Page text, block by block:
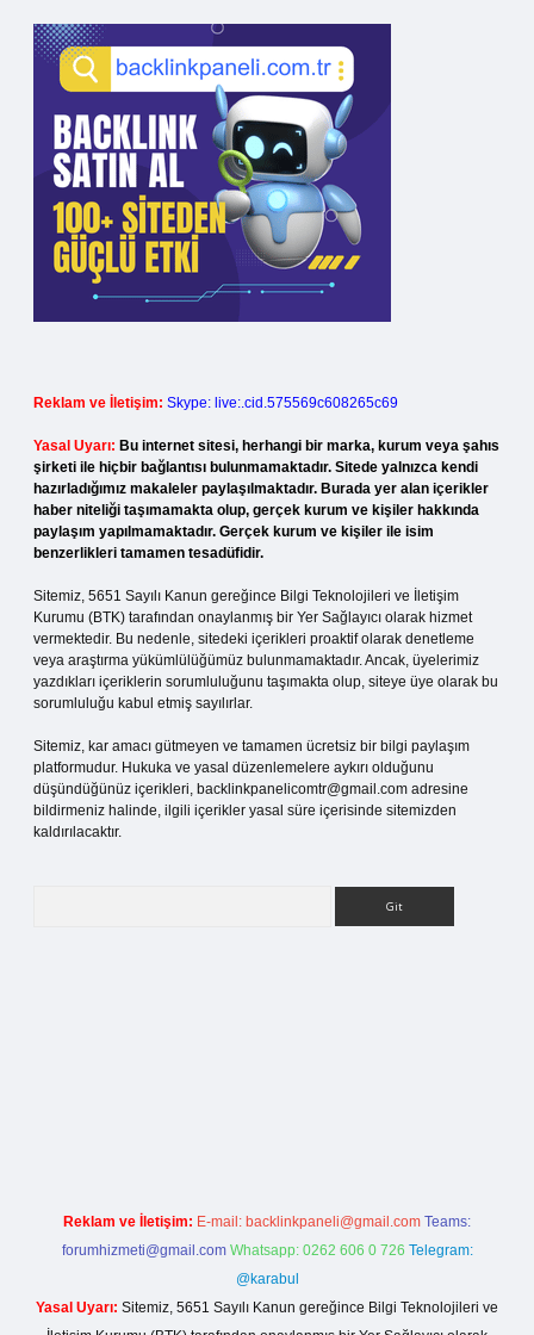
Reklam ve İletişim: Skype: live:.cid.575569c608265c69
Yasal Uyarı: Bu internet sitesi, herhangi bir marka, kurum veya şahıs
şirketi ile hiçbir bağlantısı bulunmamaktadır. Sitede yalnızca kendi
hazırladığımız makaleler paylaşılmaktadır. Burada yer alan içerikler
haber niteliği taşımamakta olup, gerçek kurum ve kişiler hakkında
paylaşım yapılmamaktadır. Gerçek kurum ve kişiler ile isim
benzerlikleri tamamen tesadüfidir.
Sitemiz, 5651 Sayılı Kanun gereğince Bilgi Teknolojileri ve İletişim
Kurumu (BTK) tarafından onaylanmış bir Yer Sağlayıcı olarak hizmet
vermektedir. Bu nedenle, sitedeki içerikleri proaktif olarak denetleme
veya araştırma yükümlülüğümüz bulunmamaktadır. Ancak, üyelerimiz
yazdıkları içeriklerin sorumluluğunu taşımakta olup, siteye üye olarak bu
sorumluluğu kabul etmiş sayılırlar.
Sitemiz, kar amacı gütmeyen ve tamamen ücretsiz bir bilgi paylaşım
platformudur. Hukuka ve yasal düzenlemelere aykırı olduğunu
düşündüğünüz içerikleri, backlinkpanelicomtr@gmail.com adresine
bildirmeniz halinde, ilgili içerikler yasal süre içerisinde sitemizden
kaldırılacaktır.
Reklam ve İletişim: E-mail: backlinkpaneli@gmail.com Teams:
forumhizmeti@gmail.com Whatsapp: 0262 606 0 726 Telegram:
@karabul
Yasal Uyarı: Sitemiz, 5651 Sayılı Kanun gereğince Bilgi Teknolojileri ve